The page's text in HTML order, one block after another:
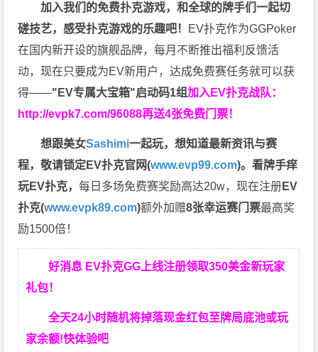
加入我们的免费扑克游戏，和全球的牌手们一起切
磋技艺，感受扑克游戏的乐趣吧！ EV扑克作为GGPoker
在国内新开设的旗舰品牌，每月不断推出福利反馈活
动，现在只要成为EV新用户，达成免费赛任务就可以获
得——"EV专属大宝箱"启动码1组加入EV扑克战队：
http://evpk7.com/96088再送4张免费门票！
想跟美女Sashimi一起玩，想知道最新资讯与赛
程，敬请锁定EV扑克官网(www.evp99.com)。看牌手痒
玩EV扑克，每日多场免费赛奖励高达20w，现在注册EV
扑克(www.evpk89.com)额外加赠8张幸运赛门票最高奖
励1500倍！
好消息 EV扑克GG上线注册领取350美金新玩家
礼包！
全天24小时随机将掉落现金红包至牌局底池或玩
家余额!快体验吧